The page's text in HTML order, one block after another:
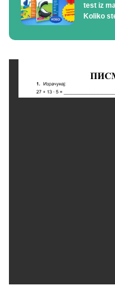
test iz
Koliko